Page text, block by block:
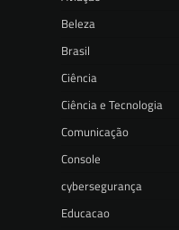
Beleza
Brasil
Ciência
Ciência e Tecnologia
Comunicação
Console
cybersegurança
Educacao